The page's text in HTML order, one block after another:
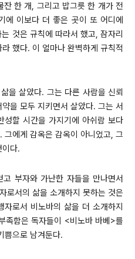
한 개, 그리고 밥그릇 한 개가 전
에 이보다 더 좋은 곳이 또 어디에
것은 규칙에 따라서 했고, 잠자리
했다. 이 얼마나 완벽하게 규칙적
을 살았다. 그는 다른 사람을 신뢰
을 모두 지키면서 살았다. 그는 서
성할 시간을 가지기에 아쉬람 보다
에게 감옥은 감옥이 아니었고, 그
다.
부자와 가난한 자들을 만나면서
로서의 삶을 소개하지 못하는 것은
로서 비노바의 삶을 더 소개하지
족함은 독자들이 <비노바 바베>를
쁨으로 남겨둔다.